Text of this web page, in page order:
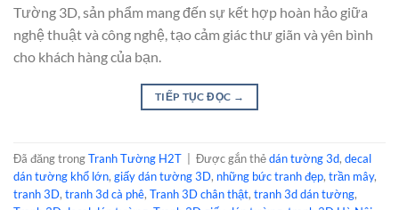
Tường 3D, sản phẩm mang đến sự kết hợp hoàn hảo giữa
nghệ thuật và công nghệ, tạo cảm giác thư giãn và yên bình
cho khách hàng của bạn.
TIẾP TỤC ĐỌC →
Đã đăng trongTranh Tường H2T Được gắn thẻdán tường 3d, decal
dán tường khổ lớn, giấy dán tường 3D, những bức tranh đẹp, trần mây,
tranh 3D, tranh 3d cà phê, Tranh 3D chân thật, tranh 3d dán tường,